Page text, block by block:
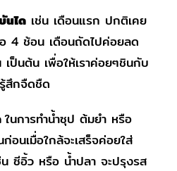
นไดเช่น เดือนแรก ปกติเคย
4 ช้อน เดือนถัดไปค่อยลด
ป็นต้น เพื่อให้เราค่อยๆชินกับ
สึกจืดชืด
ในการทำน้ำซุป ต้มยำ หรือ
นเมื่อใกล้จะเสร็จค่อยใส่
น ซีอิ้ว หรือ น้ำปลา จะปรุงรส